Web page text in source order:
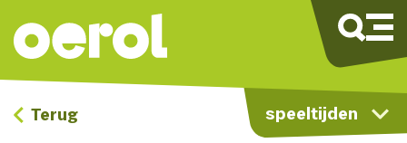
speeltijden
Terug